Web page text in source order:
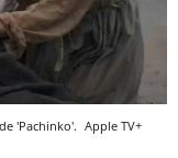
'Pachinko'. Apple TV+